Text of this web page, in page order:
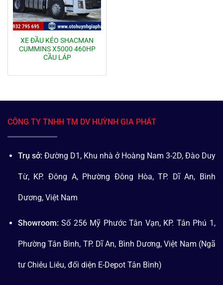
XE ĐẦU KÉO SHACMAN
CUMMINS X5000 460HP
CẦU LÁP
CÔNG TY TNHH TM DV HUỲNH GIA PHÁT
Trụ sở: Đường D1, Khu nhà ở Hoàng Nam 3-2D, Đào Duy
Từ, KP. Đông A, Phường Đông Hòa, TP. Dĩ An, Bình
Dương, Việt Nam
Showroom: Số 256 Mỹ Phước Tân Vạn, KP. Tân Phú 1,
Phường Tân Bình, TP. Dĩ An, Bình Dương, Việt Nam (Ngã
tư Chiêu Liêu, đối diện E-Depot Tân Bình)